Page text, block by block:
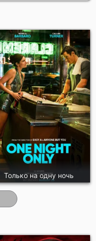
Только на одну ночь